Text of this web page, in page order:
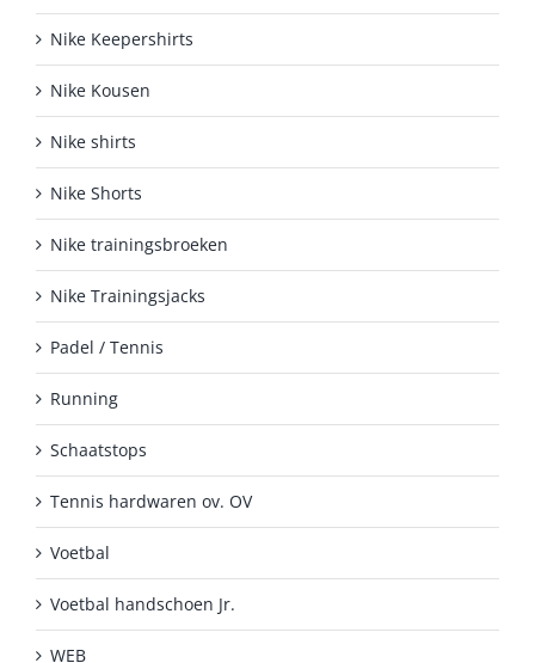
Nike Keepershirts
Nike Kousen
Nike shirts
Nike Shorts
Nike trainingsbroeken
Nike Trainingsjacks
Padel / Tennis
Running
Schaatstops
Tennis hardwaren ov. OV
Voetbal
Voetbal handschoen Jr.
WEB